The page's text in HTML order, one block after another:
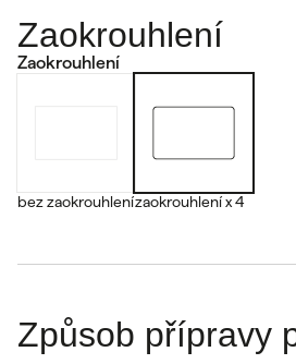
Zaokrouhlení
Zaokrouhlení
bez zaokrouhlenízaokrouhlení x 4
Způsob přípravy